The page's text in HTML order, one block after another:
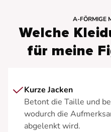
A-FÖRMIGE
Welche
für meine
Kurze Jacken
Betont die Taille und
wodurch die
abgelenkt wird.